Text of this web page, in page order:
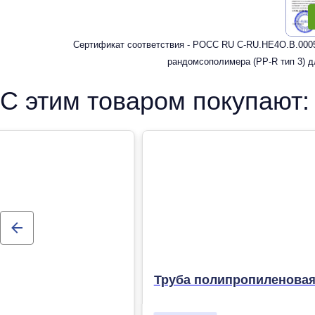
Сертификат соответствия - РОСС RU C-
рандомсополимера (PP-R тип 3)
С этим товаром покупают:
Труба